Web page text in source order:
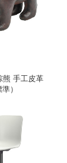
熊 手工皮革
）